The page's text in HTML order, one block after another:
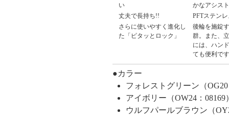
い
かなアシス
丈夫で長持ち!!
PFTステン
さらに使いやすく進化し
た「ピタッとロック」
後輪を施錠
群。また、
には、ハン
ても便利で
●カラー
フォレストグリーン（
アイボリー（OW24：08169
ウルフパールブラウン（